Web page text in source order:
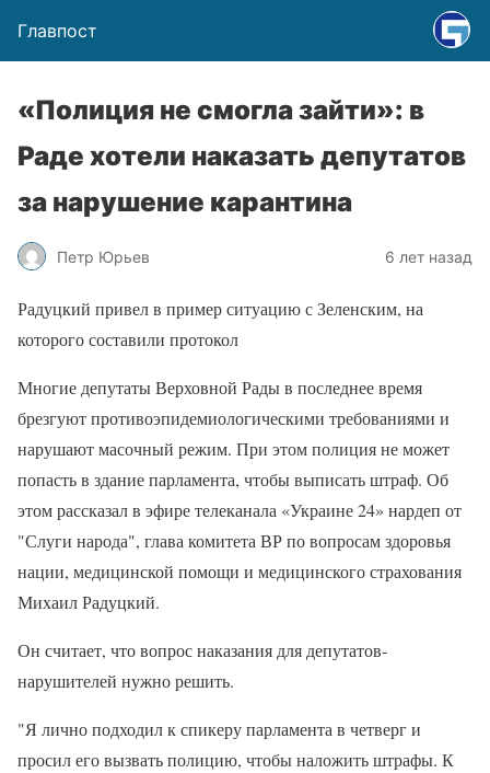
Главпост
«Полиция не смогла зайти»: в
Раде хотели наказать депутатов
за нарушение карантина
Петр Юрьев 6 лет назад
Радуцкий привел в пример ситуацию с Зеленским, на
которого составили протокол
Многие депутаты Верховной Рады в последнее время
брезгуют противоэпидемиологическими требованиями и
нарушают масочный режим. При этом полиция не может
попасть в здание парламента, чтобы выписать штраф. Об
этом рассказал в эфире телеканала «Украине 24» нардеп от
"Слуги народа", глава комитета ВР по вопросам здоровья
нации, медицинской помощи и медицинского страхования
Михаил Радуцкий.
Он считает, что вопрос наказания для депутатов-
нарушителей нужно решить.
"Я лично подходил к спикеру парламента в четверг и
просил его вызвать полицию, чтобы наложить штрафы. К